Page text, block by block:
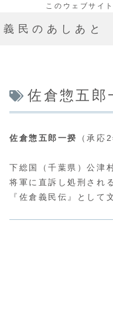
義民のあしあと
佐倉惣五郎
佐倉惣五郎一揆 （承応
下総国（千葉県）公津
将軍に直訴し処刑され
『佐倉義民伝』として